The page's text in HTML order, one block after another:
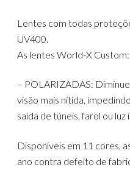
Lentes com todas
UV400.
As lentes World-X Custom:
– POLARIZADAS:
visão mais nítida,
saída de túneis, farol ou
Disponíveis em 11 cores,
ano contra defeito de